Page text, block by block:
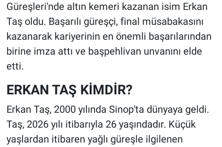
Güreşleri'nde altın kemeri kazanan isim Erkan
Taş oldu. Başarılı güreşçi, final müsabakasını
kazanarak kariyerinin en önemli başarılarından
birine imza attı ve başpehlivan unvanını elde
etti.
ERKAN TAŞ KİMDİR?
Erkan Taş, 2000 yılında Sinop'ta dünyaya geldi.
Taş, 2026 yılı itibarıyla 26 yaşındadır. Küçük
yaşlardan itibaren yağlı güreşle ilgilenen